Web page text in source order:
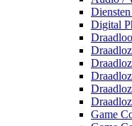
Digital
Game